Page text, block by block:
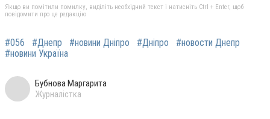
Якщо ви помітили помилку, виділіть необхідний текст і натисніть Ctrl + Enter, щоб
повідомити про це редакцію
#056 #Днепр #новини Дніпро #Дніпро
#новости Днепр
#новини Україна
Бубнова Маргарита
Журналістка